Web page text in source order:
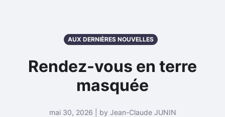
AUX DERNIÈRES NOUVELLES
Rendez-vous en terre
masquée
mai 30, 2026 | by Jean-Claude JUNIN